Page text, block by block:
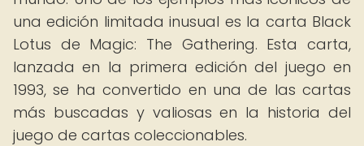
una edición limitada inusual es la carta Black
Lotus de Magic: The Gathering. Esta carta,
lanzada en la primera edición del juego en
1993, se ha convertido en una de las cartas
más buscadas y valiosas en la historia del
juego de cartas coleccionables.